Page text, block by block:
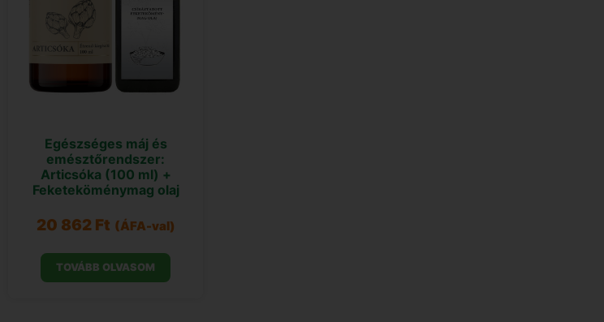
Egészséges máj és
emésztőrendszer:
Articsóka (100 ml) +
Feketeköménymag olaj
20 862 Ft (ÁFA-val)
TOVÁBB OLVASOM